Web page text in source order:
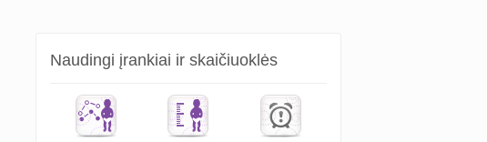
Naudingi įrankiai ir skaičiuoklės